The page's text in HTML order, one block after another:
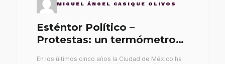
MIGUEL ÁNGEL CASIQUE OLIVOS
Esténtor Político –
Protestas: un termómetro
En los últimos cinco años la Ciudad de México ha